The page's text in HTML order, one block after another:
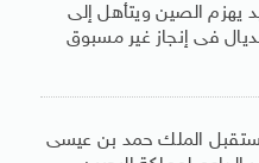
يهزم الصين ويتأهل إلى
فى إنجاز غير مسبوق
الملك حمد بن عيسى